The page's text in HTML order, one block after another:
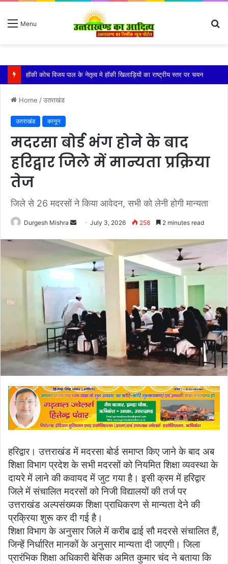
Menu
किशोरी को बेहोश कर झाड़ियों में दुष्कर्म, गंभीर हालत में एम्स में भर्ती
Home /उतराखंड
उतराखंड कानून
मदरसा बोर्ड भंग होने के बाद
हरिद्वार जिले में मान्यता प्रक्रिया
तेज
जिले से 26 मदरसों ने किया आवेदन, सभी को लेनी होगी मान्यता
Durgesh Mishra
Send
email
July 3, 2026 258 2 minutes read
हरिद्वार। उत्तराखंड में मदरसा बोर्ड समाप्त किए जाने के बाद अब
शिक्षा विभाग प्रदेश के सभी मदरसों को नियमित शिक्षा व्यवस्था के
दायरे में लाने की कवायद में जुट गया है। इसी क्रम में हरिद्वार
जिले में संचालित मदरसों को निजी विद्यालयों की तर्ज पर
उत्तराखंड अल्पसंख्यक शिक्षा प्राधिकरण से मान्यता देने की
प्रक्रिया शुरू कर दी गई है।
शिक्षा विभाग के अनुसार जिले में करीब ढाई सौ मदरसे संचालित हैं,
जिन्हें निर्धारित मानकों के अनुसार मान्यता दी जाएगी। जिला
प्रारंभिक शिक्षा अधिकारी बेसिक अमित कुमार चंद ने बताया कि